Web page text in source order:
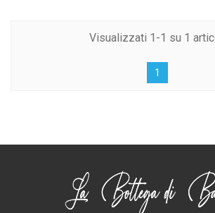
Visualizzati 1-1 su 1
1